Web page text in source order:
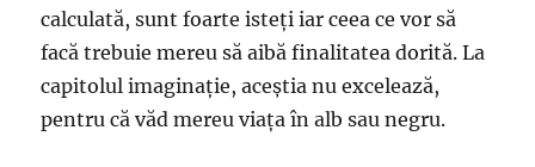
calculată, sunt foarte isteți iar ceea ce vor să
facă trebuie mereu să aibă finalitatea dorită. La
capitolul imaginație, aceștia nu excelează,
pentru că văd mereu viața în alb sau negru.